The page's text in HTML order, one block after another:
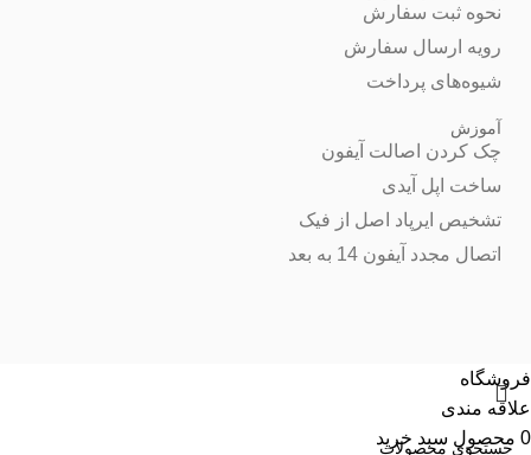
نحوه ثبت سفارش
رویه ارسال سفارش
شیوه‌های پرداخت
آموزش
چک کردن اصالت آیفون
ساخت اپل آیدی
تشخیص ایرپاد اصل از فیک
اتصال مجدد آیفون 14 به بعد
فروشگاه
علاقه مندی
0 محصول سبد خرید